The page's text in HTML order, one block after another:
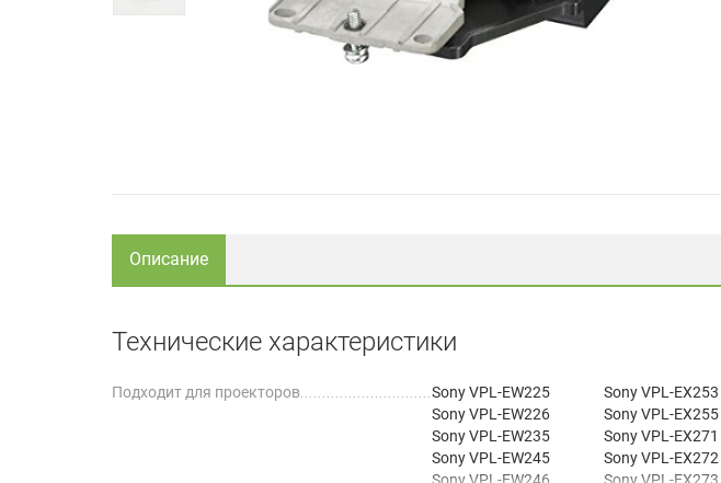
Описание
Технические характеристики
Подходит для проекторов
Sony VPL-EW225
Sony VPL-EW226
Sony VPL-EW235
Sony VPL-EW245
Sony VPL-EW246
Sony VPL-EX253
Sony VPL-EX255
Sony VPL-EX271
Sony VPL-EX272
Sony VPL-EX273